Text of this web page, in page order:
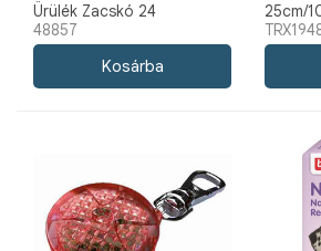
Ürülék Zacskó 24
tekercs/karton 48857
48857
25cm/